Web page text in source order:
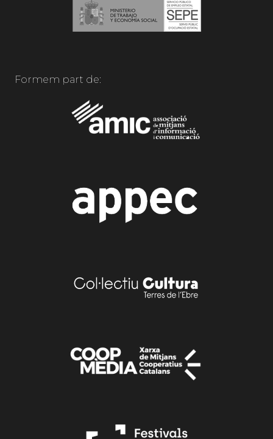
Formem part de: